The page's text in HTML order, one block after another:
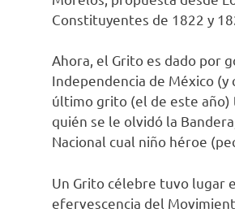
Constituyentes de 1822 y
Ahora, el Grito es dado por
Independencia de México
último grito (el de este año)
quién se le olvidó la
Nacional cual niño héroe
Un Grito célebre tuvo lugar
efervescencia del